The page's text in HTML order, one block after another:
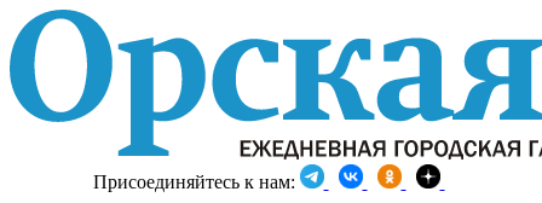
Присоединяйтесь к нам: